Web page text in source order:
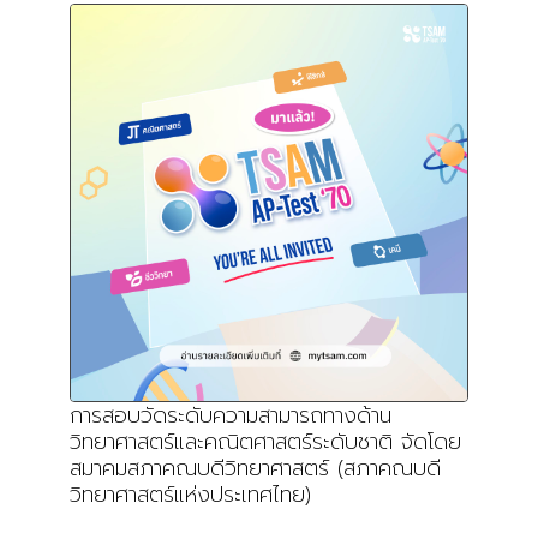
การสอบวัดระดับความสามารถทางด้าน
วิทยาศาสตร์และคณิตศาสตร์ระดับชาติ จัดโดย
สมาคมสภาคณบดีวิทยาศาสตร์ (สภาคณบดี
วิทยาศาสตร์แห่งประเทศไทย)